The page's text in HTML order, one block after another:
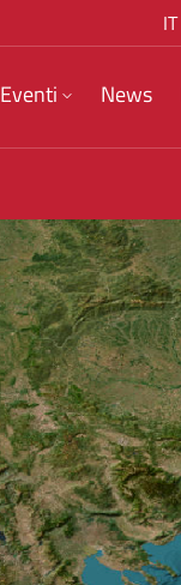
IT
Eventi News